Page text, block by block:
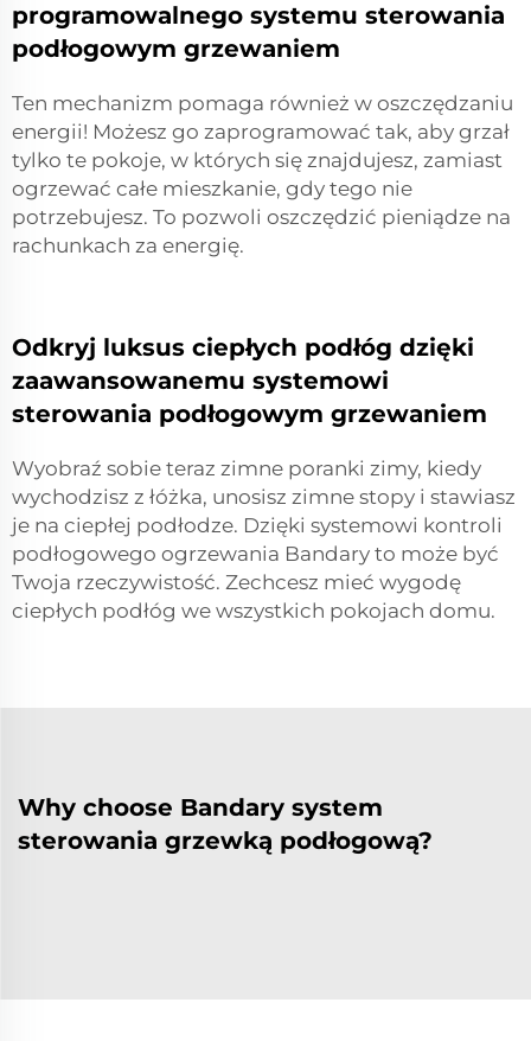
programowalnego systemu sterowania
podłogowym grzewaniem
Ten mechanizm pomaga również w oszczędzaniu
energii! Możesz go zaprogramować tak, aby grzał
tylko te pokoje, w których się znajdujesz, zamiast
ogrzewać całe mieszkanie, gdy tego nie
potrzebujesz. To pozwoli oszczędzić pieniądze na
rachunkach za energię.
Odkryj luksus ciepłych podłóg dzięki
zaawansowanemu systemowi
sterowania podłogowym grzewaniem
Wyobraź sobie teraz zimne poranki zimy, kiedy
wychodzisz z łóżka, unosisz zimne stopy i stawiasz
je na ciepłej podłodze. Dzięki systemowi kontroli
podłogowego ogrzewania Bandary to może być
Twoja rzeczywistość. Zechcesz mieć wygodę
ciepłych podłóg we wszystkich pokojach domu.
Why choose Bandary system
sterowania grzewką podłogową?